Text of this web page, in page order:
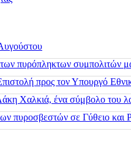
πυρόπληκτων συμπολιτών
προς τον Υπουργό
Χαλκιά, ένα σύμβολο του
πυροσβεστών σε Γύθειο